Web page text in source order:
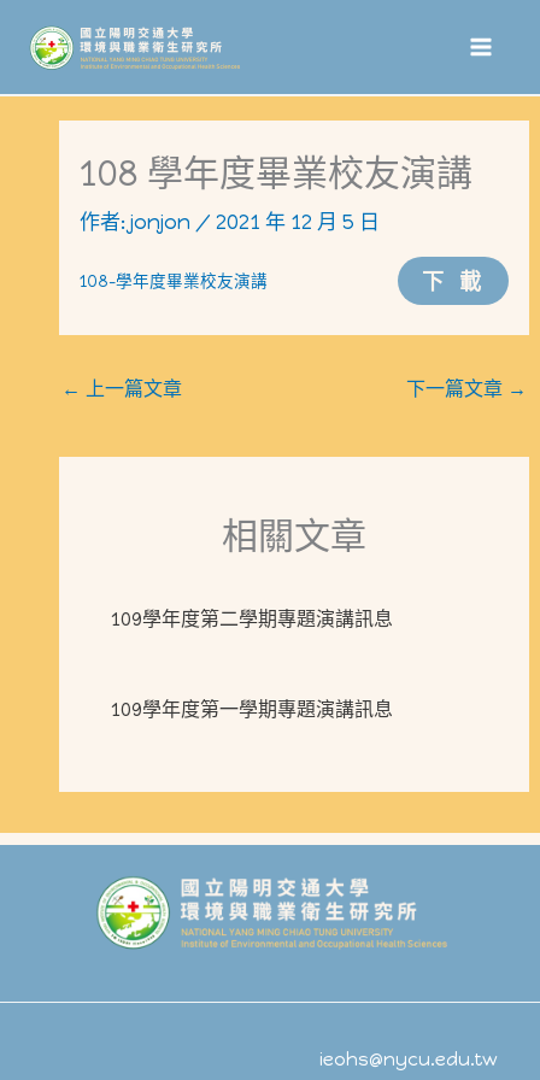
主
108 學年度畢業校友演講
作者:jonjon /2021 年 12 月 5 日
108-學年度畢業校友演講 下載
← 上一篇文章 下一篇文章 →
相關文章
109學年度第二學期專題演講訊息
109學年度第一學期專題演講訊息
ieohs@nycu.edu.tw